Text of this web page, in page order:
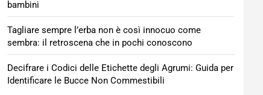
bambini
Tagliare sempre l’erba non è così innocuo come
sembra: il retroscena che in pochi conoscono
Decifrare i Codici delle Etichette degli Agrumi: Guida per
Identificare le Bucce Non Commestibili